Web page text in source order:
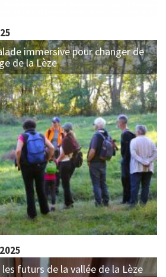
immersive pour changer de
de la Lèze
futurs de la vallée de la Lèze